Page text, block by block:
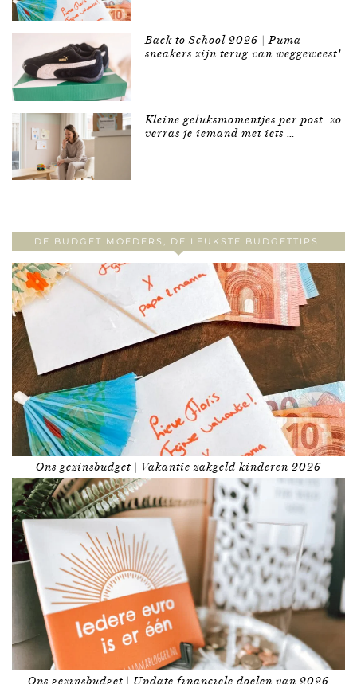
Back to School 2026 | Puma
sneakers zijn terug van weggeweest!
Kleine geluksmomentjes per post: zo
verras je iemand met iets …
DE BUDGET MOEDERS, DE LEUKSTE BUDGETTIPS!
Ons gezinsbudget | Vakantie zakgeld kinderen 2026
Ons gezinsbudget | Update financiële doelen van 2026